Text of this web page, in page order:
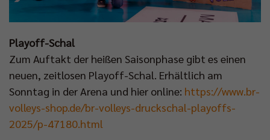
Playoff-Schal
Zum Auftakt der heißen Saisonphase gibt es einen
neuen, zeitlosen Playoff-Schal. Erhältlich am
Sonntag in der Arena und hier online: https://www.br-
volleys-shop.de/br-volleys-druckschal-playoffs-
2025/p-47180.html